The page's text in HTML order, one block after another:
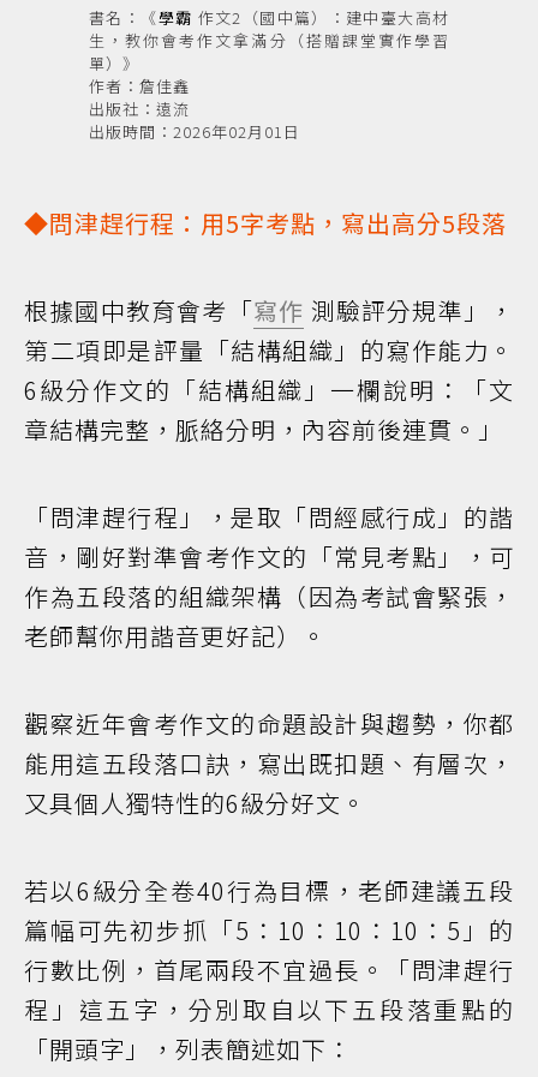
書名：《學霸 作文2（國中篇）：建中臺大高材
生，教你會考作文拿滿分（搭贈課堂實作學習
單）》
作者：詹佳鑫
出版社：遠流
出版時間：2026年02月01日
◆問津趕行程：用5字考點，寫出高分5段落
根據國中教育會考「寫作 測驗評分規準」，
第二項即是評量「結構組織」的寫作能力。
6級分作文的「結構組織」一欄說明：「文
章結構完整，脈絡分明，內容前後連貫。」
「問津趕行程」，是取「問經感行成」的諧
音，剛好對準會考作文的「常見考點」，可
作為五段落的組織架構（因為考試會緊張，
老師幫你用諧音更好記）。
觀察近年會考作文的命題設計與趨勢，你都
能用這五段落口訣，寫出既扣題、有層次，
又具個人獨特性的6級分好文。
若以6級分全卷40行為目標，老師建議五段
篇幅可先初步抓「5：10：10：10：5」的
行數比例，首尾兩段不宜過長。「問津趕行
程」這五字，分別取自以下五段落重點的
「開頭字」，列表簡述如下：